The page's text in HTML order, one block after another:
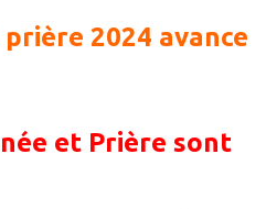
2024 avance
et Prière sont